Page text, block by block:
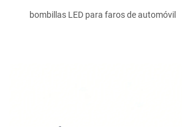
bombillas LED para faros de automóvil